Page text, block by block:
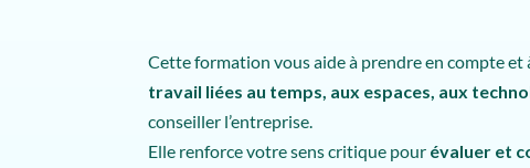
Cette formation vous aide à prendre en compte et
travail liées au temps, aux espaces, aux
conseiller l’entreprise.
Elle renforce votre sens critique pour évaluer et